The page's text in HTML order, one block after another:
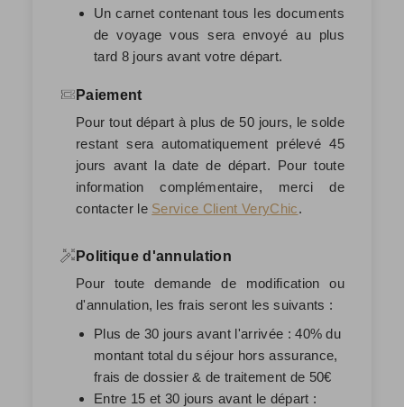
Un carnet contenant tous les documents
de voyage vous sera envoyé au plus
tard 8 jours avant votre départ.
Paiement
Pour tout départ à plus de 50 jours, le solde
restant sera automatiquement prélevé45
jours avant la date de départ. Pour toute
information complémentaire, merci de
contacter le Service Client VeryChic.
Politique d'annulation
Pour toute demande de modification ou
d'annulation, les frais seront les suivants :
Plus de 30 jours avant l'arrivée : 40% du
montant total du séjour hors assurance,
frais de dossier & de traitement de 50€
Entre 15 et 30 jours avant le départ :